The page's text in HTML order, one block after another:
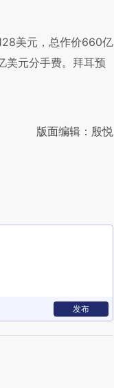
美元，总作价660亿
美元分手费。拜耳预
版面编辑：殷悦
发布